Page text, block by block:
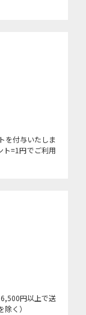
を付与いたしま
ト=1円でご利用
円以上で送
く）